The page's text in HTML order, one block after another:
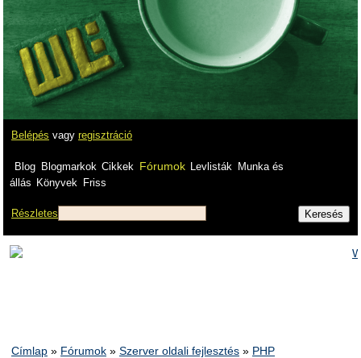
Belépés vagy regisztráció
Blog Blogmarkok Cikkek Fórumok Levlisták
Munka és
állás Könyvek Friss
Részletes
Címlap » Fórumok » Szerver oldali fejlesztés » PHP